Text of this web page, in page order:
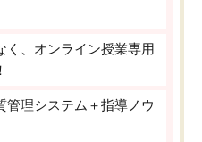
く、オンライン授業専用
管理システム＋指導ノウ